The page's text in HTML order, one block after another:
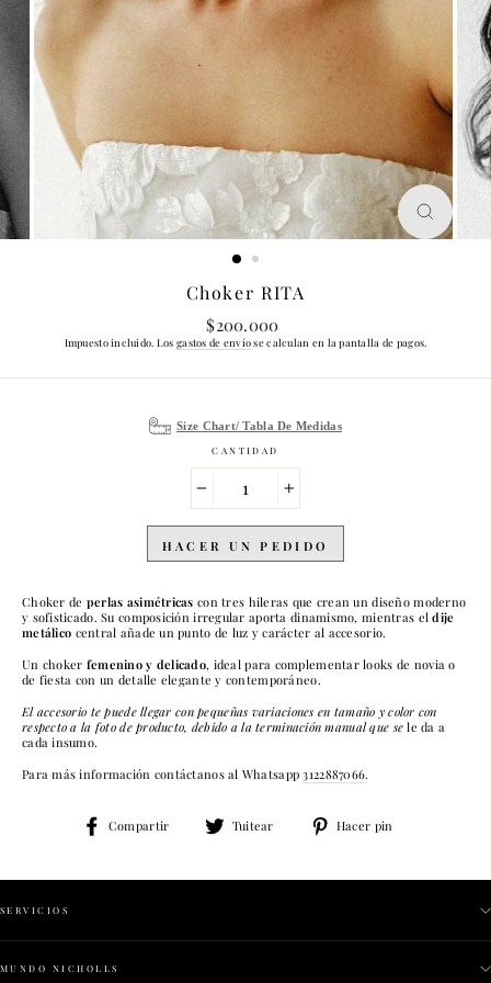
(ESC)
Choker RITA
Precio
habitual
$200.000
Impuesto incluido. Los gastos de envíose calculan en la pantalla de pagos.
Size Chart/ Tabla De Medidas
CANTIDAD
HACER UN PEDIDO
Choker de perlas asimétricas con tres hileras que crean un diseño moderno
y sofisticado. Su composición irregular aporta dinamismo, mientras eldije
metálico central añade un punto de luz y carácter al accesorio.
Un choker femenino y delicado, ideal para complementar looks de novia o
de fiesta con un detalle elegante y contemporáneo.
El accesorio te puede llegar con pequeñas variaciones en tamaño y color con
respecto a la foto de producto, debido a la terminación manual que se le da a
cada insumo.
Para más información contáctanos al Whatsapp3122887066.
Compartir
CompartirTuitear
Tuitear Hacer pin
SERVICIOS
MUNDO NICHOLLS